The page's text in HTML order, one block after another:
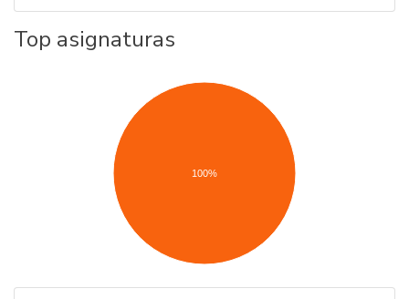
Top asignaturas
100%